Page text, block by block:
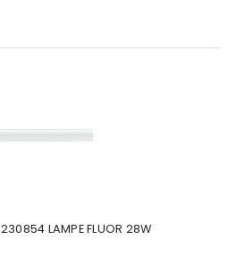
LAMPE FLUOR 28W